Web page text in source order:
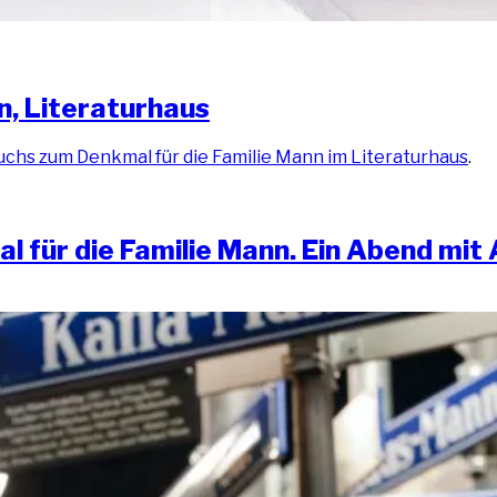
Literaturhaus
zum Denk­mal für die Fami­lie Mann im Lite­ra­tur­haus.
für die Fami­lie Mann. Ein Abend